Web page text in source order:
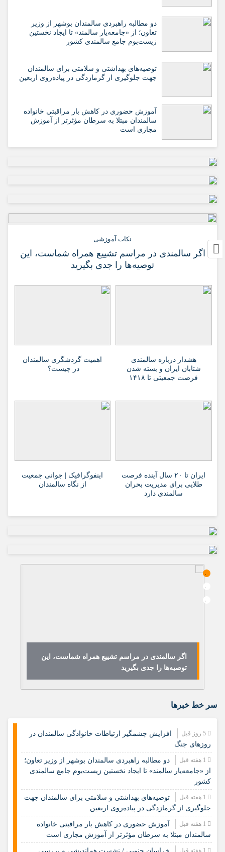
دو مطالبه راهبردی سالمندان بوشهر از وزیر
تعاون؛ از «جامعه‌یار سالمند» تا ایجاد نخستین
زیست‌بوم جامع سالمندی کشور
️توصیه‌های بهداشتی و سلامتی برای سالمندان
جهت جلوگیری از گرمازدگی در پیاده‌روی اربعین
آموزش حضوری در کاهش بار مراقبتی خانواده
سالمندان مبتلا به سرطان مؤثرتر از آموزش
مجازی است
نکات آموزشی
اگر سالمندی در مراسم تشییع همراه شماست، این
توصیه‌ها را جدی بگیرید
هشدار درباره سالمندی
شتابان ایران و بسته شدن
فرصت جمعیتی تا ۱۴۱۸
اهمیت گردشگری سالمندان
در چیست؟
ایران تا ۲۰ سال آینده فرصت
طلایی برای مدیریت بحران
سالمندی دارد
اینفوگرافیک | جوانی جمعیت
از نگاه سالمندان
اگر سالمندی در مراسم تشییع همراه شماست، این
توصیه‌ها را جدی بگیرید
سر خط خبرها
افزایش چشمگیر ارتباطات خانوادگی سالمندان در
روزهای جنگ
دو مطالبه راهبردی سالمندان بوشهر از وزیر تعاون؛
از «جامعه‌یار سالمند» تا ایجاد نخستین زیست‌بوم جامع سالمندی
کشور
️توصیه‌های بهداشتی و سلامتی برای سالمندان جهت
جلوگیری از گرمازدگی در پیاده‌روی اربعین
آموزش حضوری در کاهش بار مراقبتی خانواده
سالمندان مبتلا به سرطان مؤثرتر از آموزش مجازی است